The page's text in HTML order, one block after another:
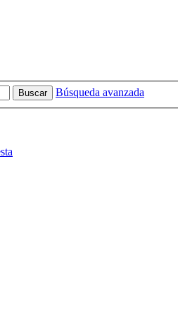
Buscar Búsqueda avanzada